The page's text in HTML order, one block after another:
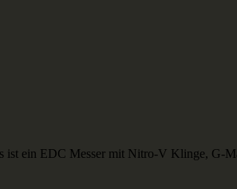
ist ein EDC Messer mit Nitro-V Klinge, G-